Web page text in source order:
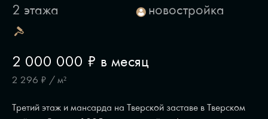
2 000 000 ₽ в месяц
2 296 ₽ / м²
2 этажа новостройка
Третий этаж и мансарда на Тверской заставе в Тверском